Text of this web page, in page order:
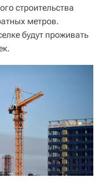
строительства
метров.
будут проживать